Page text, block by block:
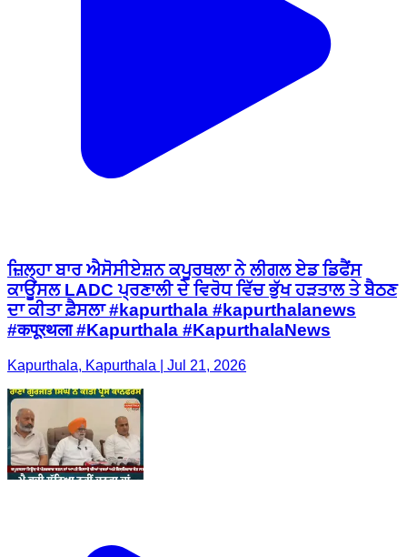
ਜ਼ਿਲ੍ਹਾ ਬਾਰ ਐਸੋਸੀਏਸ਼ਨ ਕਪੂਰਥਲਾ ਨੇ ਲੀਗਲ ਏਡ ਡਿਫੈਂਸ
ਕਾਊਂਸਲ LADC ਪ੍ਰਣਾਲੀ ਦੇ ਵਿਰੋਧ ਵਿੱਚ ਭੁੱਖ ਹੜਤਾਲ ਤੇ ਬੈਠਣ
ਦਾ ਕੀਤਾ ਫ਼ੈਸਲਾ #kapurthala #kapurthalanews
#कपूरथला #Kapurthala #KapurthalaNews
Kapurthala, Kapurthala | Jul 21, 2026